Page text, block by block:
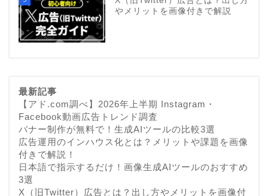
やメリットを画像付きで解説
最新記事
【アド.com調べ】2026年上半期 Instagram・
Facebook動画広告トレンド調査
バナー制作が無料で！生成AIツールの比較3選
広告運用のインハウス化とは？メリットや課題を画像
付きで解説！
日本語で指示するだけ！画像生成AIツールのおすすめ
3選
X（旧Twitter）広告とは？出し方やメリットを画像付